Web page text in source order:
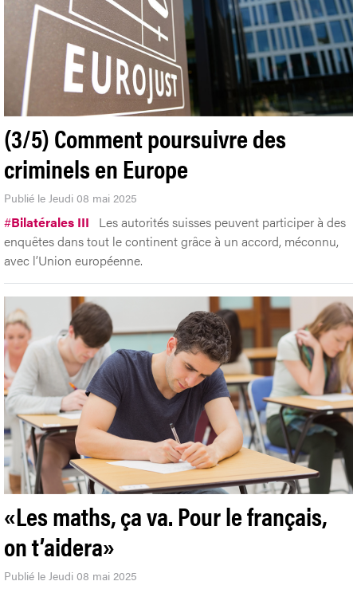
(3/5) Comment poursuivre des
criminels en Europe
Publié le Jeudi 08 mai 2025
#Bilatérales III
Les autorités suisses peuvent participer à des
enquêtes dans tout le continent grâce à un accord, méconnu,
avec l’Union européenne.
«Les maths, ça va. Pour le français,
on t’aidera»
Publié le Jeudi 08 mai 2025